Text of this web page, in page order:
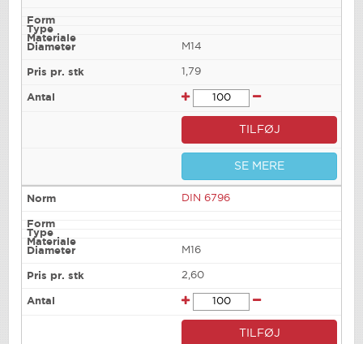
M14
1,79
TILFØJ
SE MERE
DIN 6796
M16
2,60
TILFØJ